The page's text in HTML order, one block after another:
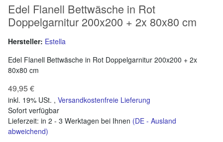
Edel Flanell Bettwäsche in Rot
Doppelgarnitur 200x200 + 2x 80x80 cm
Hersteller: Estella
Edel Flanell Bettwäsche in Rot Doppelgarnitur 200x200 + 2x
80x80 cm
49,95 €
inkl. 19% USt. , Versandkostenfreie Lieferung
Sofort verfügbar
Lieferzeit: in 2 - 3 Werktagen bei Ihnen (DE - Ausland
abweichend)